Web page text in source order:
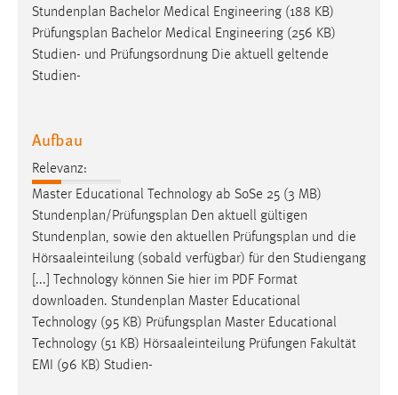
Stundenplan Bachelor Medical Engineering (188 KB)
Prüfungsplan Bachelor Medical Engineering (256 KB)
Studien- und Prüfungsordnung Die aktuell geltende
Studien-
Aufbau
Relevanz:
Master Educational Technology ab SoSe 25 (3 MB)
Stundenplan/ Prüfungsplan Den aktuell gültigen
Stundenplan, sowie den aktuellen Prüfungsplan und die
Hörsaaleinteilung (sobald verfügbar) für den Studiengang
[...] Technology können Sie hier im PDF Format
downloaden. Stundenplan Master Educational
Technology (95 KB) Prüfungsplan Master Educational
Technology (51 KB) Hörsaaleinteilung Prüfungen Fakultät
EMI (96 KB) Studien-